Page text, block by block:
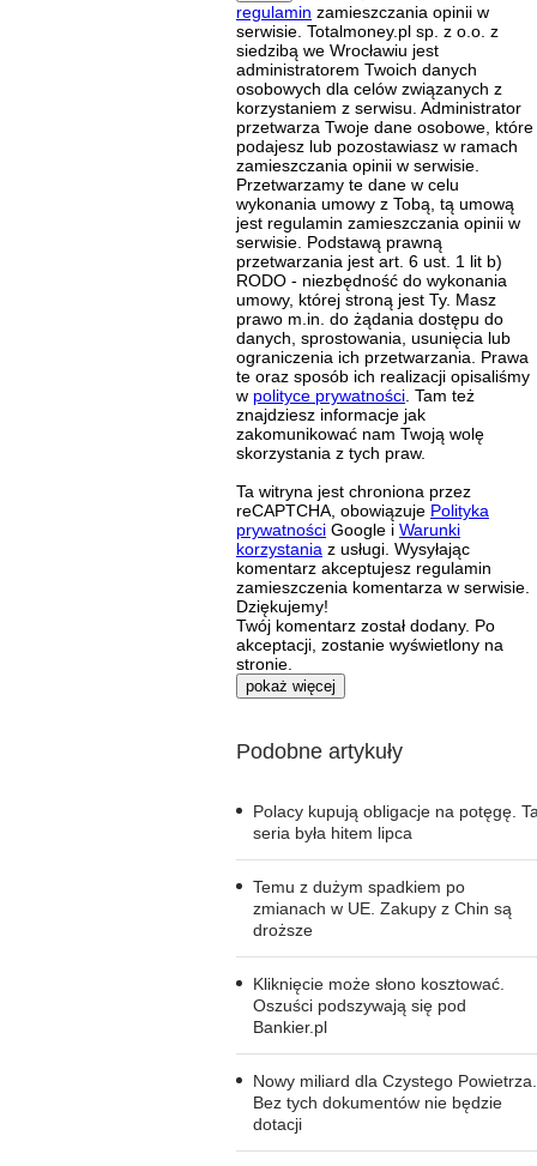
regulamin zamieszczania opinii w
serwisie. Totalmoney.pl sp. z o.o. z
siedzibą we Wrocławiu jest
administratorem Twoich danych
osobowych dla celów związanych z
korzystaniem z serwisu. Administrator
przetwarza Twoje dane osobowe, które
podajesz lub pozostawiasz w ramach
zamieszczania opinii w serwisie.
Przetwarzamy te dane w celu
wykonania umowy z Tobą, tą umową
jest regulamin zamieszczania opinii w
serwisie. Podstawą prawną
przetwarzania jest art. 6 ust. 1 lit b)
RODO - niezbędność do wykonania
umowy, której stroną jest Ty. Masz
prawo m.in. do żądania dostępu do
danych, sprostowania, usunięcia lub
ograniczenia ich przetwarzania. Prawa
te oraz sposób ich realizacji opisaliśmy
w polityce prywatności . Tam też
znajdziesz informacje jak
zakomunikować nam Twoją wolę
skorzystania z tych praw.
Ta witryna jest chroniona przez
reCAPTCHA, obowiązuje Polityka
prywatności Google i Warunki
korzystania z usługi. Wysyłając
komentarz akceptujesz regulamin
zamieszczenia komentarza w serwisie.
Dziękujemy!
Twój komentarz został dodany. Po
akceptacji, zostanie wyświetlony na
stronie.
pokaż więcej
Podobne artykuły
Polacy kupują obligacje na potęgę.
seria była hitem lipca
Temu z dużym spadkiem po
zmianach w UE. Zakupy z Chin są
droższe
Kliknięcie może słono kosztować.
Oszuści podszywają się pod
Bankier.pl
Nowy miliard dla Czystego Powietrza.
Bez tych dokumentów nie będzie
dotacji